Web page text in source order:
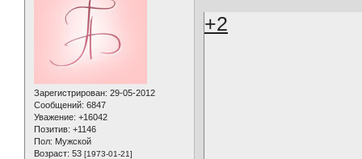
Зарегистрирован: 29-05-2012
Сообщений: 6847
Уважение: +16042
Позитив: +1146
Пол: Мужской
Возраст: 53 [1973-01-21]
+2